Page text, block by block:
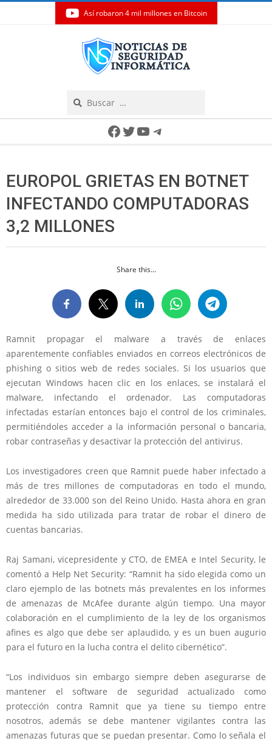
Así robaron 4 mil millones en Bitcoin
Facebook
Twitter
YouTube
Telegram
EUROPOL GRIETAS EN BOTNET
INFECTANDO COMPUTADORAS
3,2 MILLONES
Share this...
Ramnit propagar el malware a través de enlaces
aparentemente confiables enviados en correos electrónicos de
phishing o sitios web de redes sociales. Si los usuarios que
ejecutan Windows hacen clic en los enlaces, se instalará el
malware, infectando el ordenador. Las computadoras
infectadas estarían entonces bajo el control de los criminales,
permitiéndoles acceder a la información personal o bancaria,
robar contraseñas y desactivar la protección del antivirus.
Los investigadores creen que Ramnit puede haber infectado a
más de tres millones de computadoras en todo el mundo,
alrededor de 33.000 son del Reino Unido. Hasta ahora en gran
medida ha sido utilizada para tratar de robar el dinero de
cuentas bancarias.
Raj Samani, vicepresidente y CTO, de EMEA e Intel Security, le
comentó a Help Net Security: “Ramnit ha sido elegida como un
claro ejemplo de las botnets más prevalentes en los informes
de amenazas de McAfee durante algún tiempo. Una mayor
colaboración en el cumplimiento de la ley de los organismos
afines es algo que debe ser aplaudido, y es un buen augurio
para el futuro en la lucha contra el delito cibernético”.
“Los individuos sin embargo siempre deben asegurarse de
mantener el software de seguridad actualizado como
protección contra Ramnit que ya tiene su tiempo entre
nosotros, además se debe mantener vigilantes contra las
amenazas futuras que se puedan presentar. Como lo señala el